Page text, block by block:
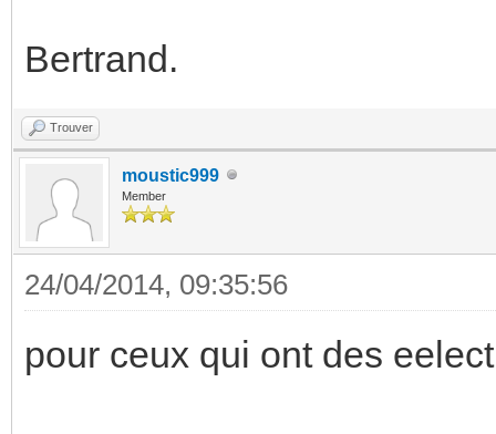
Bertrand.
Trouver
moustic999
Member
24/04/2014, 09:35:56
pour ceux qui ont des